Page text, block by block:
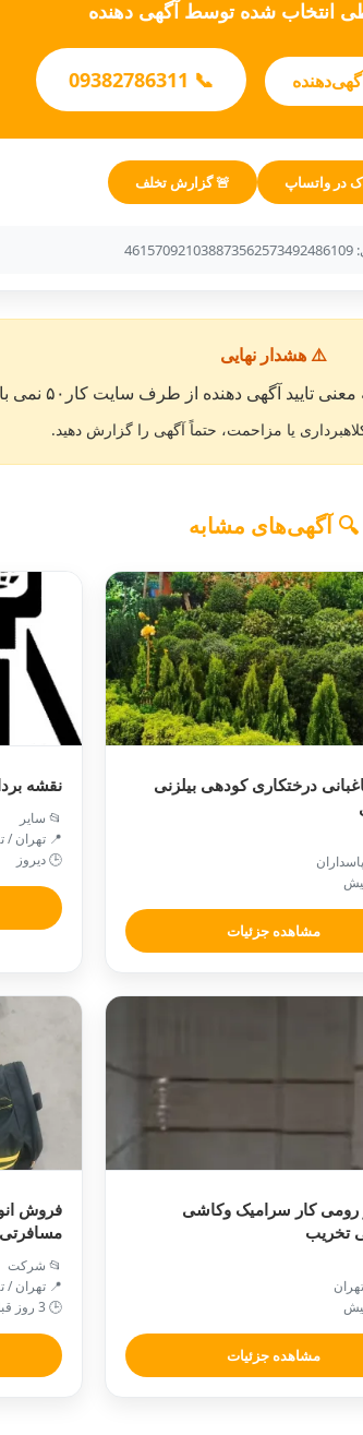
انتخاب شده توسط آگهی دهنده
📞 09382786311
در واتساپ 🚨 گزارش تخلف
⚠️ هشدار نهایی
یا مزاحمت، حتماً آگهی را گزارش دهید.
🔍 آگهی‌های مشابه
درختکاری کودهی بیلزنی
مشاهده جزئیات
نقشه
📂 سایر
📍 تهران /
🕒 دیروز
رومی کار سرامیک وکاشی
تخریب
مشاهده جزئیات
فروش
📂 شرکت
📍 تهران /
🕒 3 روز قبل